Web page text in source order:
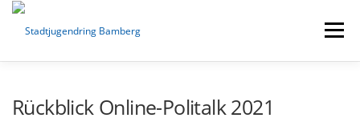
Zum
springen
Menü
Rückblick Online-Politalk 2021